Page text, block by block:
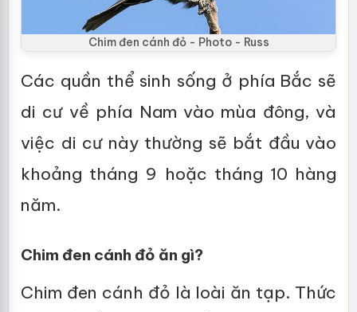
Chim đen cánh đỏ - Photo - Russ
Các quần thể sinh sống ở phía Bắc sẽ
di cư về phía Nam vào mùa đông, và
việc di cư này thường sẽ bắt đầu vào
khoảng tháng 9 hoặc tháng 10 hàng
năm.
Chim đen cánh đỏ ăn gì?
Chim đen cánh đỏ là loài ăn tạp. Thức